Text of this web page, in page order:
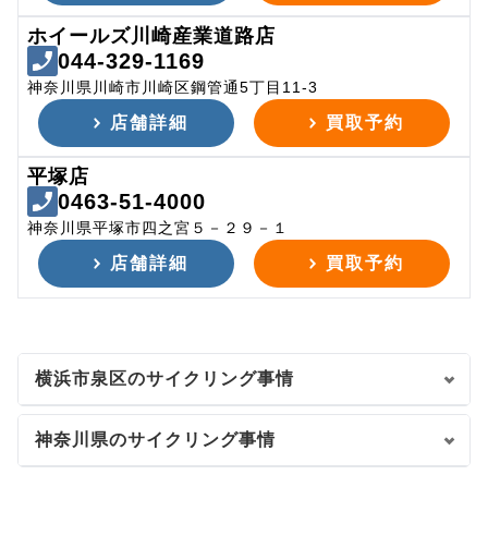
ホイールズ川崎産業道路店
044-329-1169
神奈川県川崎市川崎区鋼管通5丁目11-3
店舗詳細 買取予約
平塚店
0463-51-4000
神奈川県平塚市四之宮５－２９－１
店舗詳細 買取予約
横浜市泉区のサイクリング事情
神奈川県のサイクリング事情